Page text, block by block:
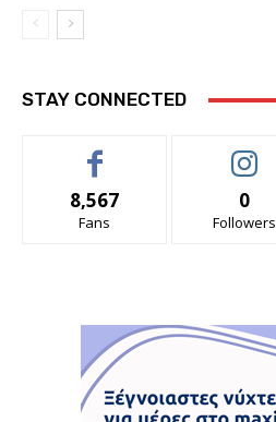
STAY CONNECTED
8,567
Fans
0
Followers